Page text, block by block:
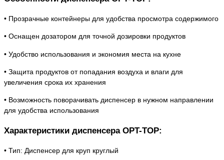
• Прозрачные контейнеры для удобства просмотра содержимого
• Оснащен дозатором для точной дозировки продуктов
• Удобство использования и экономия места на кухне
• Защита продуктов от попадания воздуха и влаги для
увеличения срока их хранения
• Возможность поворачивать диспенсер в нужном направлении
для удобства использования
Характеристики диспенсера OPT-TOP:
• Тип: Диспенсер для круп круглый